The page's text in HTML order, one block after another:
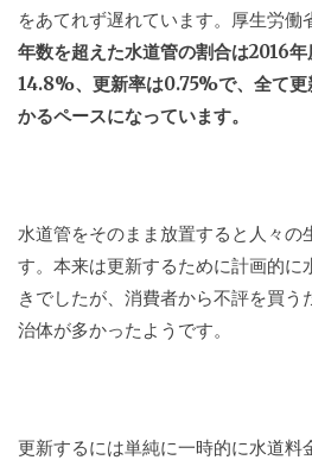
をあてれず遅れています。厚生労働
年数を超えた水道管の割合は2016
14.8%、更新率は0.75%で、全て
かるペースになっています。
水道管をそのまま放置すると人々の
す。本来は更新するために計画的に
きでしたが、消費者から不評を買う
治体が多かったようです。
更新するには単純に一時的に水道料